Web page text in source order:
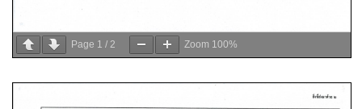
Page 1 / 2 Zoom 100%